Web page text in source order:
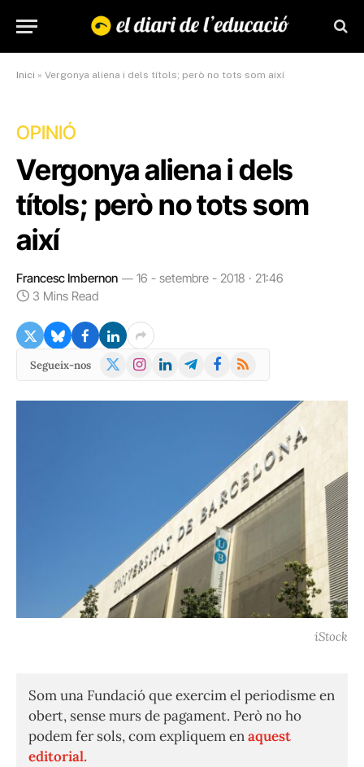
Inici » Vergonya aliena i dels títols; però no tots som així
OPINIÓ
Vergonya aliena i dels
títols; però no tots som
així
Francesc Imbernon
16 - setembre - 2018 · 21:46
3 Mins Read
Segueix-nos
X
Instagram
LinkedInTelegramFacebook
RSS
iStock
Som una Fundació que exercim el periodisme en
obert, sense murs de pagament. Però no ho
podem fer sols, com expliquem enaquest
editorial.